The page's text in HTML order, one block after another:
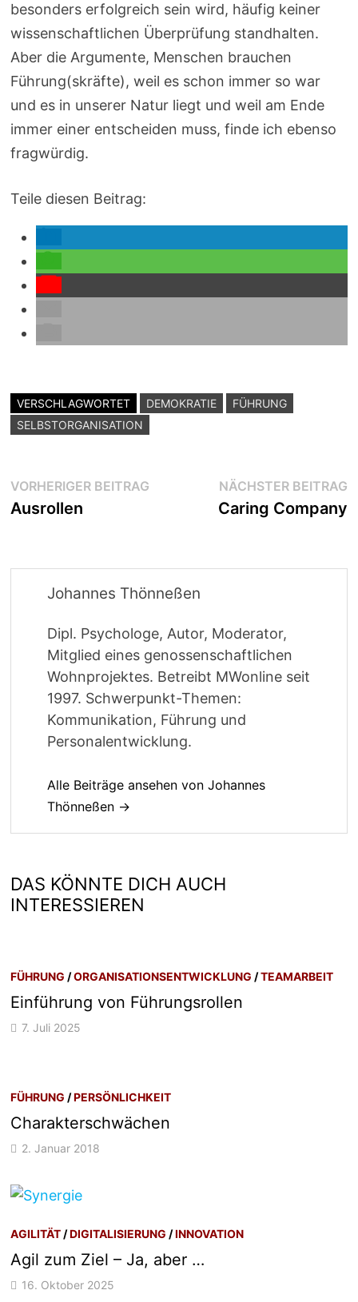
besonders erfolgreich sein wird, häufig keiner
wissenschaftlichen Überprüfung standhalten.
Aber die Argumente, Menschen brauchen
Führung(skräfte), weil es schon immer so war
und es in unserer Natur liegt und weil am Ende
immer einer entscheiden muss, finde ich ebenso
fragwürdig.
Teile diesen Beitrag:
VERSCHLAGWORTET DEMOKRATIE
FÜHRUNG
SELBSTORGANISATION
Beitragsnavigation
VORHERIGER BEITRAG Vorheriger
Ausrollen
NÄCHSTER BEITRAG
Caring Company
Johannes Thönneßen
Dipl. Psychologe, Autor, Moderator,
Mitglied eines genossenschaftlichen
Wohnprojektes. Betreibt MWonline seit
1997. Schwerpunkt-Themen:
Kommunikation, Führung und
Personalentwicklung.
Alle Beiträge ansehen von Johannes
Thönneßen →
DAS KÖNNTE DICH AUCH
INTERESSIEREN
FÜHRUNG /ORGANISATIONSENTWICKLUNG /TEAMARBEIT
Einführung von Führungsrollen
7. Juli 2025
FÜHRUNG /PERSÖNLICHKEIT
Charakterschwächen
2. Januar 2018
AGILITÄT /DIGITALISIERUNG /INNOVATION
Agil zum Ziel – Ja, aber …
16. Oktober 2025